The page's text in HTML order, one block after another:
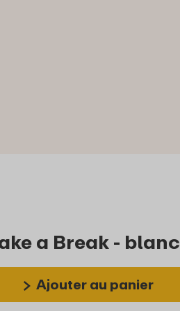
a Break - blanc
Ajouter au panier